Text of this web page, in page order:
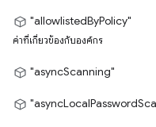
"allowlistedByPolicy"
ค่าที่เกี่ยวข้องกับองค์กร
"asyncScanning"